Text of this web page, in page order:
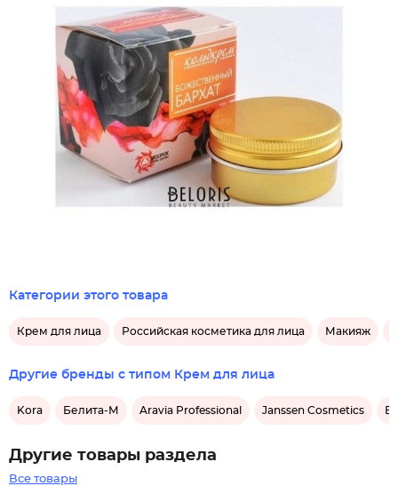
Категории этого товара
Крем для лица Российская косметика для лица Макияж
Другие бренды с типом Крем для лица
Kora Белита-М Aravia Professional Janssen Cosmetics
Другие товары раздела
Все товары